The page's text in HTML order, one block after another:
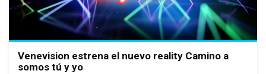
Venevision estrena el nuevo reality Camino a
somos tú y yo